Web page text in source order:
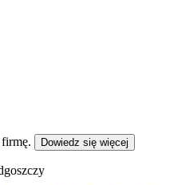
Dowiedz się więcej